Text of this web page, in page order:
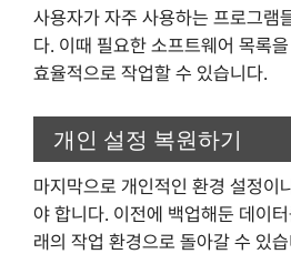
사용자가 자주 사용하는 프로그램
다. 이때 필요한 소프트웨어 목록
효율적으로 작업할 수 있습니다.
개인 설정 복원하기
마지막으로 개인적인 환경 설정이
야 합니다. 이전에 백업해둔 데이
래의 작업 환경으로 돌아갈 수 있